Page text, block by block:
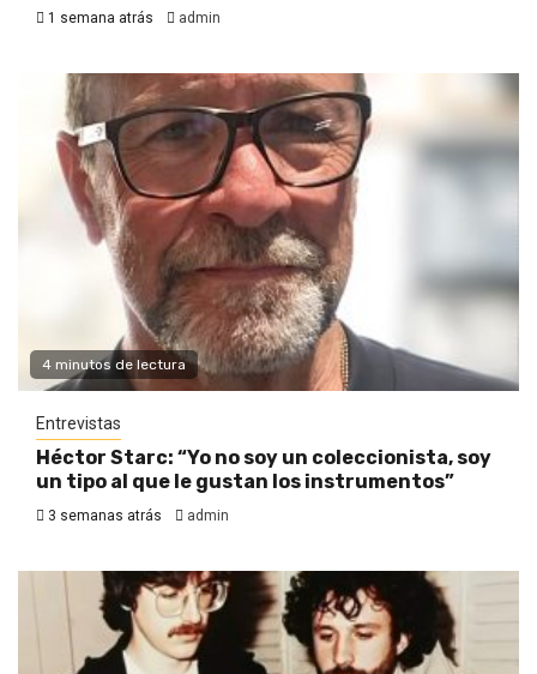
1 semana atrás admin
4 minutos de lectura
Entrevistas
Héctor Starc: “Yo no soy un coleccionista, soy
un tipo al que le gustan los instrumentos”
3 semanas atrás admin